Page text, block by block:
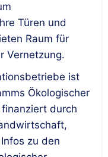
Türen und
Raum für
Vernetzung.
ist
Ökologischer
durch
zu den